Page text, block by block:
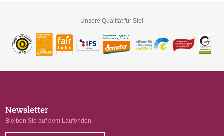
Unsere Qualität für Sie!
Newsletter
Bleiben Sie auf dem Laufenden